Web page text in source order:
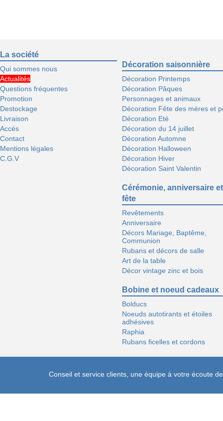
La société
Qui sommes nous
Actualités
Questions fréquentes
Promotion
Destockage
Livraison
Accés
Contact
Mentions légales
C.G.V
Décoration saisonnière
Décoration Printemps
Décoration Pâques
Personnages et animaux
Décoration Fête des mères et
Décoration Eté
Décoration du 14 juillet
Décoration Automne
Décoration Halloween
Décoration Hiver
Décoration Saint Valentin
Cérémonie, anniversaire et
fête
Revêtements
Anniversaire
Décors Mariage, Baptême,
Communion
Rubans et décors de salle
Art de la table
Décor vintage zinc et bois
Bobine et noeud cadeaux
Bolducs
Noeuds autotirants et étoiles
adhésives
Raphia
Rubans ficelles et cordons
Conseil et service clients, une équipe à votre écoute